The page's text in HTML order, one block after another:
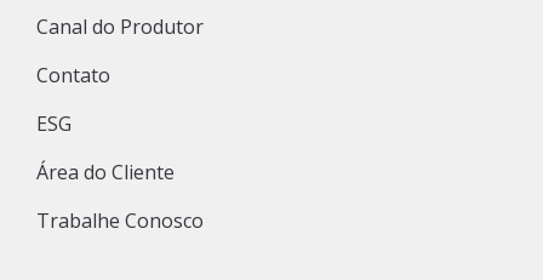
Canal do Produtor
Contato
ESG
Área do Cliente
Trabalhe Conosco